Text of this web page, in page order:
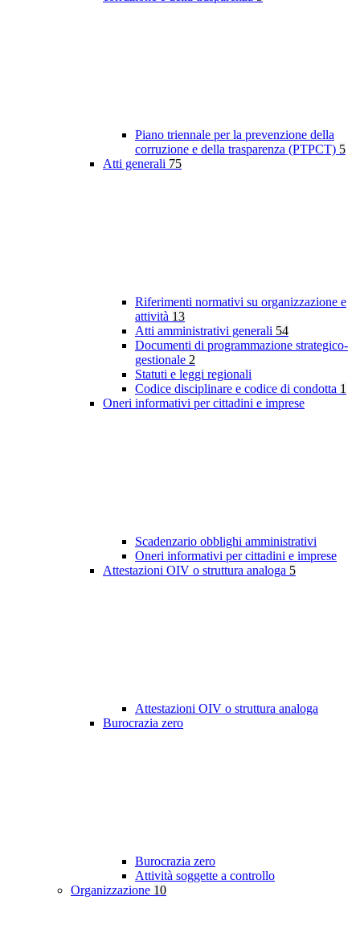
Piano triennale per la prevenzione della
corruzione e della trasparenza (PTPCT) 5
Atti generali 75
Riferimenti normativi su organizzazione e
attività 13
Atti amministrativi generali 54
Documenti di programmazione strategico-
gestionale 2
Statuti e leggi regionali
Codice disciplinare e codice di condotta 1
Oneri informativi per cittadini e imprese
Scadenzario obblighi amministrativi
Oneri informativi per cittadini e imprese
Attestazioni OIV o struttura analoga 5
Attestazioni OIV o struttura analoga
Burocrazia zero
Burocrazia zero
Attività soggette a controllo
Organizzazione 10